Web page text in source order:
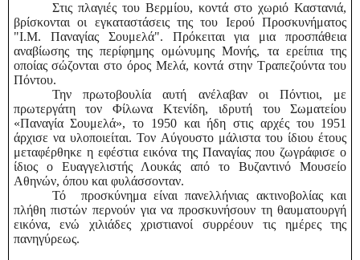
Στις πλαγιές του Βερμίου, κοντά στο χωριό Καστανιά,
βρίσκονται οι εγκαταστάσεις της του Ιερού Προσκυνήματος
"Ι.Μ. Παναγίας Σουμελά". Πρόκειται για μια προσπάθεια
αναβίωσης της περίφημης ομώνυμης Μονής, τα ερείπια της
οποίας σώζονται στο όρος Μελά, κοντά στην Τραπεζούντα του
Πόντου.
Την πρωτοβουλία αυτή ανέλαβαν οι Πόντιοι, με
πρωτεργάτη τον Φίλωνα Κτενίδη, ιδρυτή του Σωματείου
«Παναγία Σουμελά», το 1950 και ήδη στις αρχές του 1951
άρχισε να υλοποιείται. Τον Αύγουστο μάλιστα του ίδιου έτους
μεταφέρθηκε η εφέστια εικόνα της Παναγίας που ζωγράφισε ο
ίδιος ο Ευαγγελιστής Λουκάς από το Βυζαντινό Μουσείο
Αθηνών, όπου και φυλάσσονταν.
Τό προσκύνημα είναι πανελλήνιας ακτινοβολίας και
πλήθη πιστών περνούν για να προσκυνήσουν τη θαυματουργή
εικόνα, ενώ χιλιάδες χριστιανοί συρρέουν τις ημέρες της
πανηγύρεως.